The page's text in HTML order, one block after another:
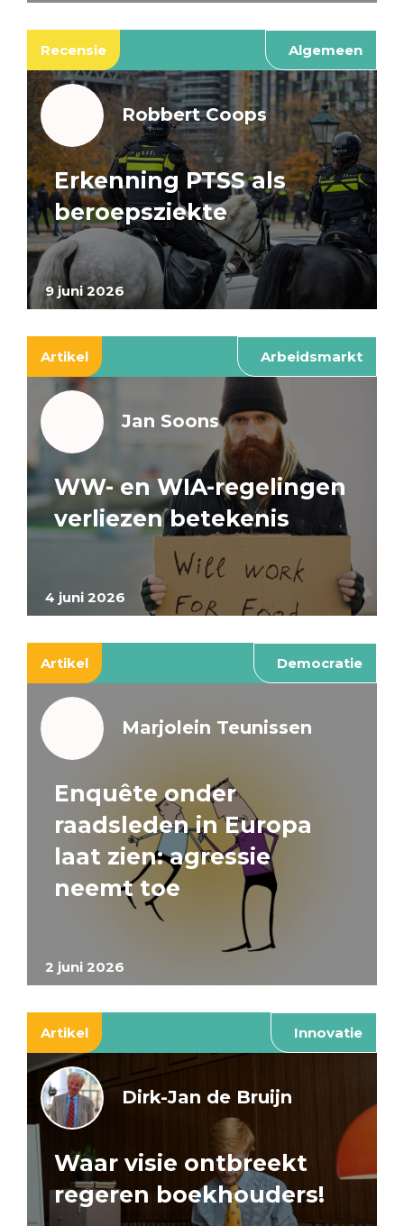
Recensie Algemeen
9 juni 2026
Robbert Coops
Erkenning PTSS als
beroepsziekte
Artikel Arbeidsmarkt
4 juni 2026
Jan Soons
WW- en WIA-regelingen
verliezen betekenis
Artikel Democratie
2 juni 2026
Marjolein Teunissen
Enquête onder
raadsleden in Europa
laat zien: agressie
neemt toe
Artikel Innovatie
Dirk-Jan de Bruijn
Waar visie ontbreekt
regeren boekhouders!